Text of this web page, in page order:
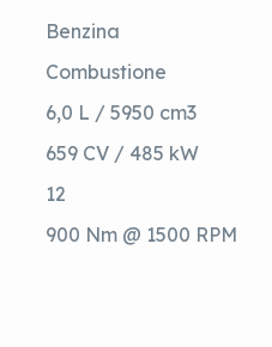
Benzina
Combustione
6,0 L / 5950 cm3
659 CV / 485 kW
12
900 Nm @ 1500 RPM